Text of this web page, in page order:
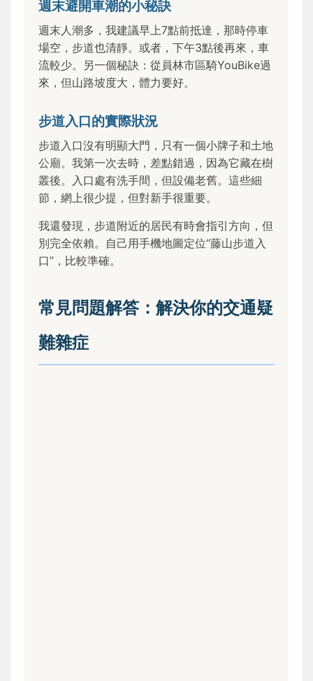
週末避開車潮的小秘訣
週末人潮多，我建議早上7點前抵達，那時停車
場空，步道也清靜。或者，下午3點後再來，車
流較少。另一個秘訣：從員林市區騎YouBike過
來，但山路坡度大，體力要好。
步道入口的實際狀況
步道入口沒有明顯大門，只有一個小牌子和土地
公廟。我第一次去時，差點錯過，因為它藏在樹
叢後。入口處有洗手間，但設備老舊。這些細
節，網上很少提，但對新手很重要。
我還發現，步道附近的居民有時會指引方向，但
別完全依賴。自己用手機地圖定位“藤山步道入
口”，比較準確。
常見問題解答：解決你的交通疑
難雜症